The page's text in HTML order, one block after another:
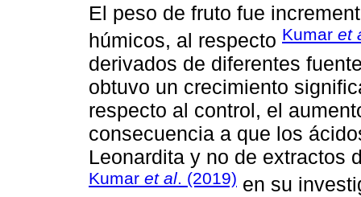
El peso de fruto fue
húmicos, al respecto Kumar et
derivados de diferentes
obtuvo un crecimiento
respecto al control, el
consecuencia a que los
Leonardita y no de extractos
Kumar et al. (2019) en su